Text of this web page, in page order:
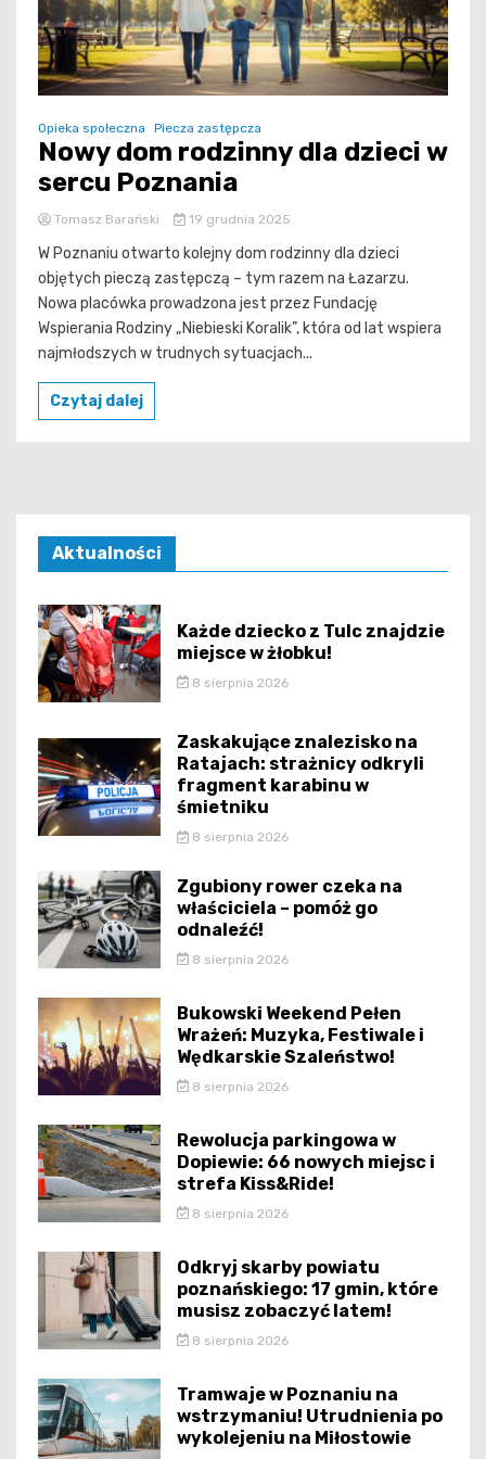
Opieka społeczna Piecza zastępcza
Nowy dom rodzinny dla dzieci w
sercu Poznania
Tomasz Barański 19 grudnia 2025
W Poznaniu otwarto kolejny dom rodzinny dla dzieci
objętych pieczą zastępczą – tym razem na Łazarzu.
Nowa placówka prowadzona jest przez Fundację
Wspierania Rodziny „Niebieski Koralik”, która od lat wspiera
najmłodszych w trudnych sytuacjach...
Czytaj dalej
Aktualności
Każde dziecko z Tulc znajdzie
miejsce w żłobku!
8 sierpnia 2026
Zaskakujące znalezisko na
Ratajach: strażnicy odkryli
fragment karabinu w
śmietniku
8 sierpnia 2026
Zgubiony rower czeka na
właściciela – pomóż go
odnaleźć!
8 sierpnia 2026
Bukowski Weekend Pełen
Wrażeń: Muzyka, Festiwale i
Wędkarskie Szaleństwo!
8 sierpnia 2026
Rewolucja parkingowa w
Dopiewie: 66 nowych miejsc i
strefa Kiss&Ride!
8 sierpnia 2026
Odkryj skarby powiatu
poznańskiego: 17 gmin, które
musisz zobaczyć latem!
8 sierpnia 2026
Tramwaje w Poznaniu na
wstrzymaniu! Utrudnienia po
wykolejeniu na Miłostowie